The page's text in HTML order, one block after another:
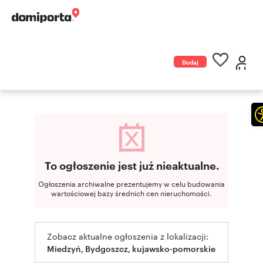
Dodaj
To ogłoszenie jest już nieaktualne.
Ogłoszenia archiwalne prezentujemy w celu budowania
wartościowej bazy średnich cen nieruchomości.
Zobacz aktualne ogłoszenia z lokalizacji:
Miedzyń, Bydgoszcz, kujawsko-pomorskie